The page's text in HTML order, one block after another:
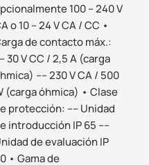
100 – 240 V
o 10 – 24 V CA / CC •
de contacto máx.:
30 V CC / 2,5 A (carga
–– 230 V CA / 500
(carga óhmica) • Clase
protección: –– Unidad
introducción IP 65 ––
de evaluación IP
• Gama de